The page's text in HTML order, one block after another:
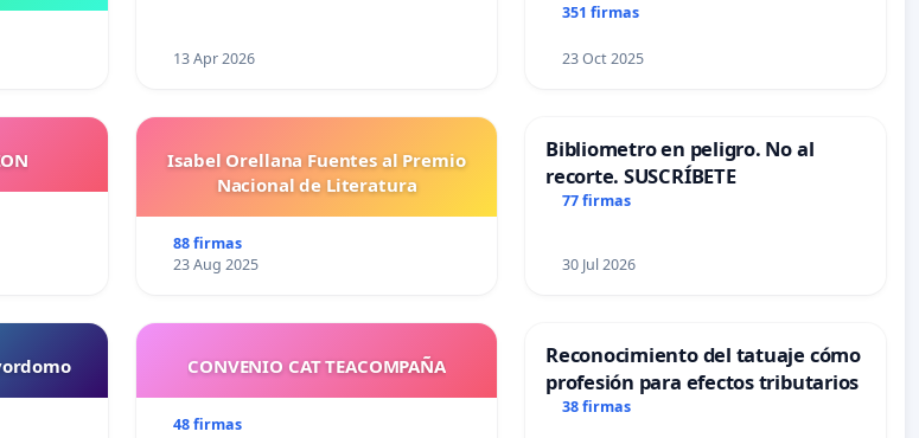
13 Apr 2026
351 firmas
23 Oct 2025
Isabel Orellana Fuentes al Premio
Nacional de Literatura
88 firmas
23 Aug 2025
Bibliometro en peligro. No al
recorte. SUSCRÍBETE
77 firmas
30 Jul 2026
CONVENIO CAT TEACOMPAÑA
48 firmas
Reconocimiento del tatuaje cómo
profesión para efectos tributarios
38 firmas